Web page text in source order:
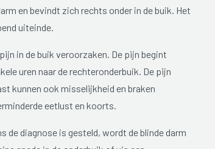
en bevindt zich rechts onder in de buik. Het
uiteinde.
in de buik veroorzaken. De pijn begint
uren naar de rechteronderbuik. De pijn
kunnen ook misselijkheid en braken
eetlust en koorts.
de diagnose is gesteld, wordt de blinde darm